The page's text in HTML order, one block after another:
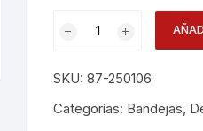
D25010600n
SKU:87-250106
Categorías: Bandejas,